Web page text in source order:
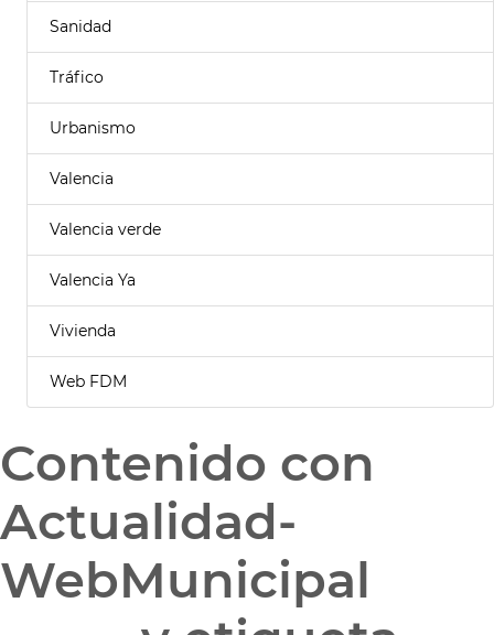
Sanidad
Tráfico
Urbanismo
Valencia
Valencia verde
Valencia Ya
Vivienda
Web FDM
Contenido con
Actualidad-
WebMunicipal